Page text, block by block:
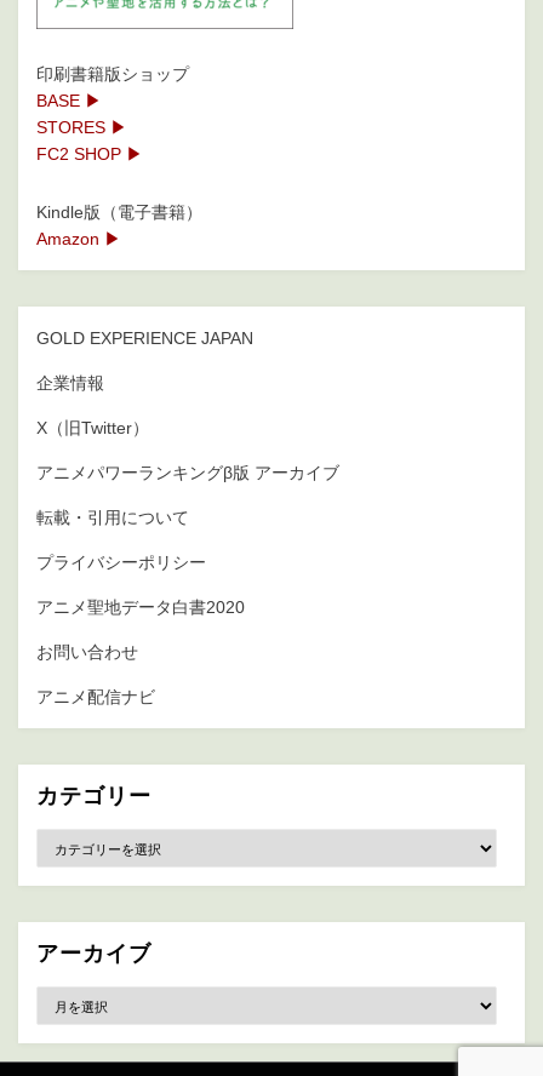
印刷書籍版ショップ
BASE ▶
STORES ▶
FC2 SHOP ▶
Kindle版（電子書籍）
Amazon ▶
GOLD EXPERIENCE JAPAN
企業情報
X（旧Twitter）
アニメパワーランキングβ版 アーカイブ
転載・引用について
プライバシーポリシー
アニメ聖地データ白書2020
お問い合わせ
アニメ配信ナビ
カテゴリー
テ
リ
ー
アーカイブ
ー